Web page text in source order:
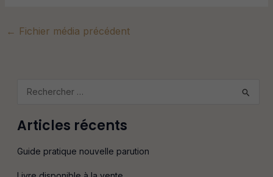
← Fichier média précédent
c
Articles récents
Guide pratique nouvelle parution